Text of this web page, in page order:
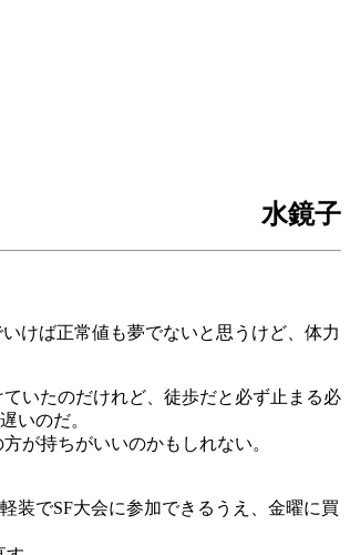
水鏡子
けば正常値も夢でないと思うけど、体力
いたのだけれど、徒歩だと必ず止まる必
いのだ。
が持ちがいいのかもしれない。
装でSF大会に参加できるうえ、金曜に買